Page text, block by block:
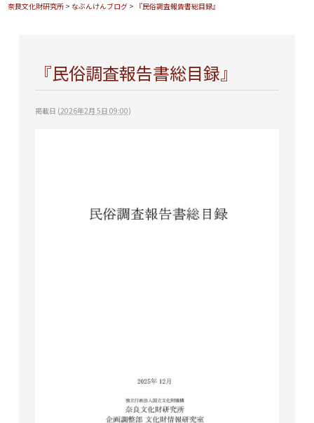
奈良文化財研究所 > なぶんけんブログ > 『民俗調査報告書総目録』
『民俗調査報告書総目録』
掲載日 (2026年2月 5日 09:00)